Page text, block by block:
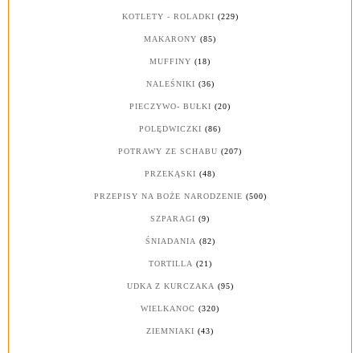
KOTLETY - ROLADKI (229)
MAKARONY (85)
MUFFINY (18)
NALEŚNIKI (36)
PIECZYWO- BUŁKI (20)
POLĘDWICZKI (86)
POTRAWY ZE SCHABU (207)
PRZEKĄSKI (48)
PRZEPISY NA BOŻE NARODZENIE (500)
SZPARAGI (9)
ŚNIADANIA (82)
TORTILLA (21)
UDKA Z KURCZAKA (95)
WIELKANOC (320)
ZIEMNIAKI (43)